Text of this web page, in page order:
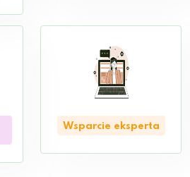
Wsparcie eksperta